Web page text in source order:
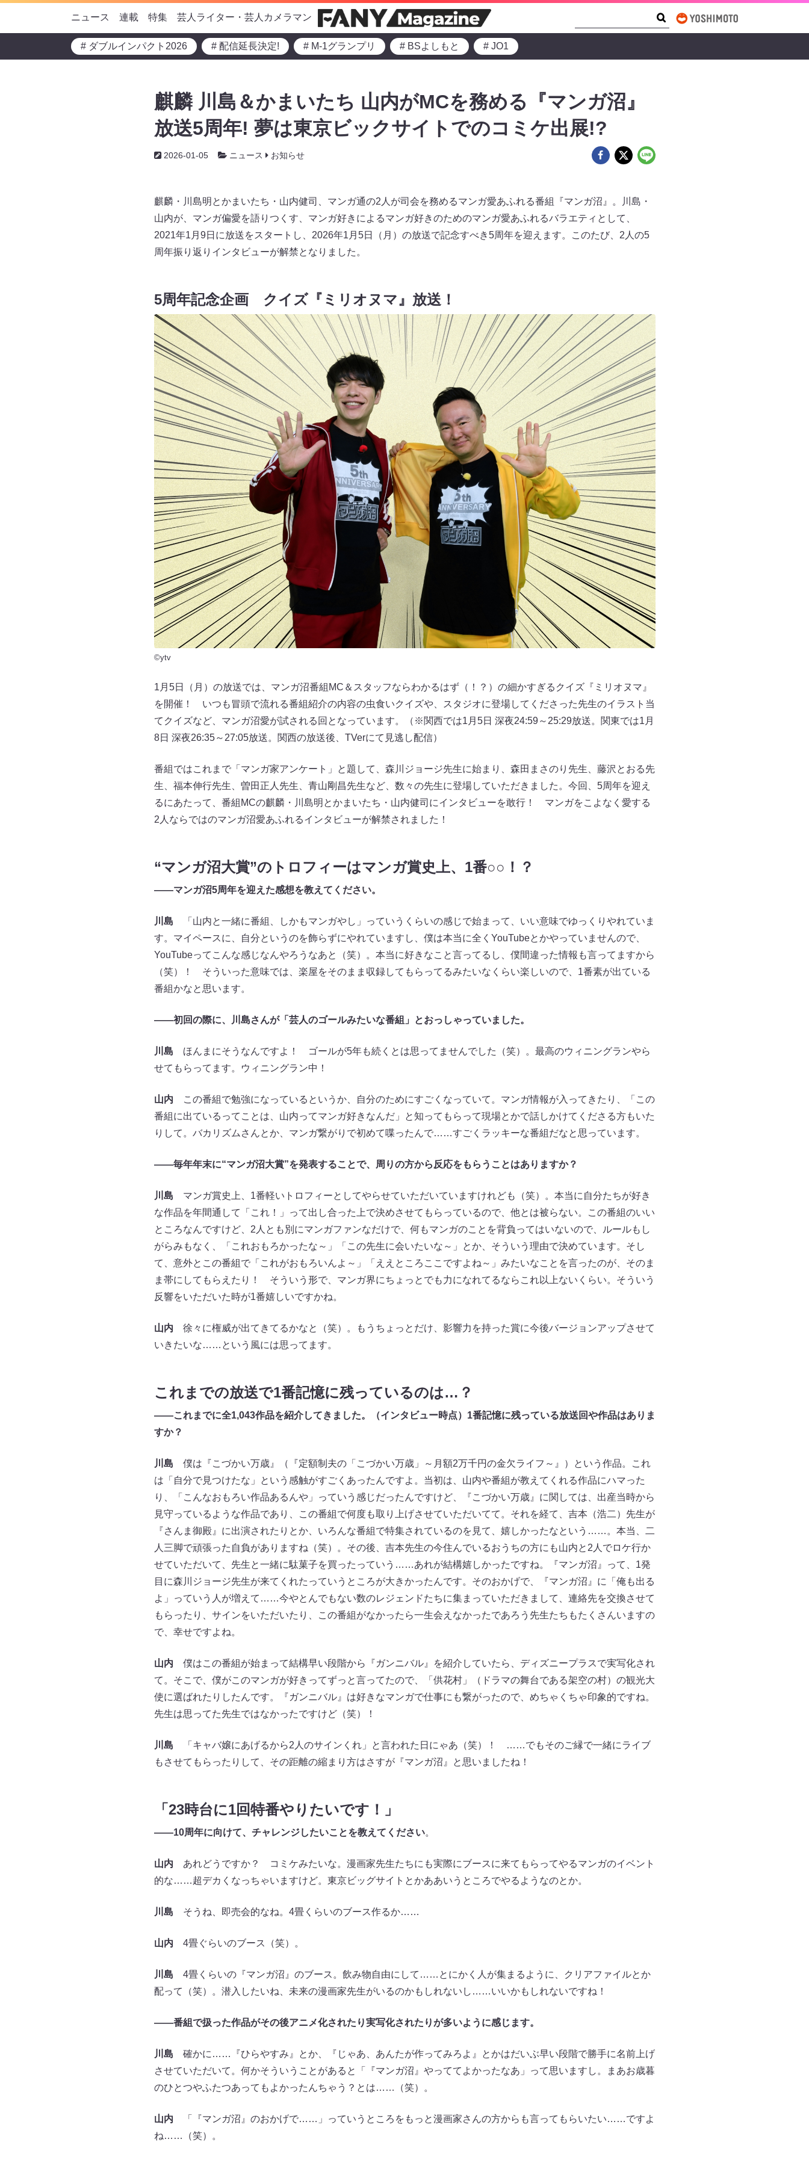
ニュース 連載 特集 芸人ライター・芸人カメラマン
# ダブルインパクト2026 # 配信延長決定! # M-1グランプリ # BSよしもと # JO1
麒麟 川島＆かまいたち 山内がMCを務める『マンガ沼』
放送5周年! 夢は東京ビックサイトでのコミケ出展!?
2026-01-05 ニュース お知らせ
麒麟・川島明とかまいたち・山内健司、マンガ通の2人が司会を務めるマンガ愛あふれる番組『マンガ沼』。川島・
山内が、マンガ偏愛を語りつくす、マンガ好きによるマンガ好きのためのマンガ愛あふれるバラエティとして、
2021年1月9日に放送をスタートし、2026年1月5日（月）の放送で記念すべき5周年を迎えます。このたび、2人の5
周年振り返りインタビューが解禁となりました。
5周年記念企画 クイズ『ミリオヌマ』放送！
©ytv
1月5日（月）の放送では、マンガ沼番組MC＆スタッフならわかるはず（！？）の細かすぎるクイズ『ミリオヌマ』
を開催！ いつも冒頭で流れる番組紹介の内容の虫食いクイズや、スタジオに登場してくださった先生のイラスト当
てクイズなど、マンガ沼愛が試される回となっています。（※関西では1月5日 深夜24:59～25:29放送。関東では1月
8日 深夜26:35～27:05放送。関西の放送後、TVerにて見逃し配信）
番組ではこれまで「マンガ家アンケート」と題して、森川ジョージ先生に始まり、森田まさのり先生、藤沢とおる先
生、福本伸行先生、曽田正人先生、青山剛昌先生など、数々の先生に登場していただきました。今回、5周年を迎え
るにあたって、番組MCの麒麟・川島明とかまいたち・山内健司にインタビューを敢行！ マンガをこよなく愛する
2人ならではのマンガ沼愛あふれるインタビューが解禁されました！
“マンガ沼大賞”のトロフィーはマンガ賞史上、1番○○！？
――マンガ沼5周年を迎えた感想を教えてください。
川島 「山内と一緒に番組、しかもマンガやし」っていうくらいの感じで始まって、いい意味でゆっくりやれていま
す。マイペースに、自分というのを飾らずにやれていますし、僕は本当に全くYouTubeとかやっていませんので、
YouTubeってこんな感じなんやろうなあと（笑）。本当に好きなこと言ってるし、僕間違った情報も言ってますから
（笑）！ そういった意味では、楽屋をそのまま収録してもらってるみたいなくらい楽しいので、1番素が出ている
番組かなと思います。
――初回の際に、川島さんが「芸人のゴールみたいな番組」とおっしゃっていました。
川島 ほんまにそうなんですよ！ ゴールが5年も続くとは思ってませんでした（笑）。最高のウィニングランやら
せてもらってます。ウィニングラン中！
山内 この番組で勉強になっているというか、自分のためにすごくなっていて。マンガ情報が入ってきたり、「この
番組に出ているってことは、山内ってマンガ好きなんだ」と知ってもらって現場とかで話しかけてくださる方もいた
りして。バカリズムさんとか、マンガ繋がりで初めて喋ったんで……すごくラッキーな番組だなと思っています。
――毎年年末に“マンガ沼大賞”を発表することで、周りの方から反応をもらうことはありますか？
川島 マンガ賞史上、1番軽いトロフィーとしてやらせていただいていますけれども（笑）。本当に自分たちが好き
な作品を年間通して「これ！」って出し合った上で決めさせてもらっているので、他とは被らない。この番組のいい
ところなんですけど、2人とも別にマンガファンなだけで、何もマンガのことを背負ってはいないので、ルールもし
がらみもなく、「これおもろかったな～」「この先生に会いたいな～」とか、そういう理由で決めています。そし
て、意外とこの番組で「これがおもろいんよ～」「ええところここですよね～」みたいなことを言ったのが、そのま
ま帯にしてもらえたり！ そういう形で、マンガ界にちょっとでも力になれてるならこれ以上ないくらい。そういう
反響をいただいた時が1番嬉しいですかね。
山内 徐々に権威が出てきてるかなと（笑）。もうちょっとだけ、影響力を持った賞に今後バージョンアップさせて
いきたいな……という風には思ってます。
これまでの放送で1番記憶に残っているのは…？
――これまでに全1,043作品を紹介してきました。（インタビュー時点）1番記憶に残っている放送回や作品はありま
すか？
川島 僕は『こづかい万歳』（『定額制夫の「こづかい万歳」～月額2万千円の金欠ライフ～』）という作品。これ
は「自分で見つけたな」という感触がすごくあったんですよ。当初は、山内や番組が教えてくれる作品にハマった
り、「こんなおもろい作品あるんや」っていう感じだったんですけど、『こづかい万歳』に関しては、出産当時から
見守っているような作品であり、この番組で何度も取り上げさせていただいてて。それを経て、吉本（浩二）先生が
『さんま御殿』に出演されたりとか、いろんな番組で特集されているのを見て、嬉しかったなという……。本当、二
人三脚で頑張った自負がありますね（笑）。その後、吉本先生の今住んでいるおうちの方にも山内と2人でロケ行か
せていただいて、先生と一緒に駄菓子を買ったっていう……あれが結構嬉しかったですね。『マンガ沼』って、1発
目に森川ジョージ先生が来てくれたっていうところが大きかったんです。そのおかげで、『マンガ沼』に「俺も出る
よ」っていう人が増えて……今やとんでもない数のレジェンドたちに集まっていただきまして、連絡先を交換させて
もらったり、サインをいただいたり、この番組がなかったら一生会えなかったであろう先生たちもたくさんいますの
で、幸せですよね。
山内 僕はこの番組が始まって結構早い段階から『ガンニバル』を紹介していたら、ディズニープラスで実写化され
て。そこで、僕がこのマンガが好きってずっと言ってたので、「供花村」（ドラマの舞台である架空の村）の観光大
使に選ばれたりしたんです。『ガンニバル』は好きなマンガで仕事にも繋がったので、めちゃくちゃ印象的ですね。
先生は思ってた先生ではなかったですけど（笑）！
川島 「キャバ嬢にあげるから2人のサインくれ」と言われた日にゃあ（笑）！ ……でもそのご縁で一緒にライブ
もさせてもらったりして、その距離の縮まり方はさすが『マンガ沼』と思いましたね！
「23時台に1回特番やりたいです！」
――10周年に向けて、チャレンジしたいことを教えてください。
山内 あれどうですか？ コミケみたいな。漫画家先生たちにも実際にブースに来てもらってやるマンガのイベント
的な……超デカくなっちゃいますけど。東京ビッグサイトとかああいうところでやるようなのとか。
川島 そうね、即売会的なね。4畳くらいのブース作るか……
山内 4畳ぐらいのブース（笑）。
川島 4畳くらいの『マンガ沼』のブース。飲み物自由にして……とにかく人が集まるように、クリアファイルとか
配って（笑）。潜入したいね、未来の漫画家先生がいるのかもしれないし……いいかもしれないですね！
――番組で扱った作品がその後アニメ化されたり実写化されたりが多いように感じます。
川島 確かに……『ひらやすみ』とか、『じゃあ、あんたが作ってみろよ』とかはだいぶ早い段階で勝手に名前上げ
させていただいて。何かそういうことがあると「『マンガ沼』やっててよかったなあ」って思いますし。まあお歳暮
のひとつやふたつあってもよかったんちゃう？とは……（笑）。
山内 「『マンガ沼』のおかげで……」っていうところをもっと漫画家さんの方からも言ってもらいたい……ですよ
ね……（笑）。